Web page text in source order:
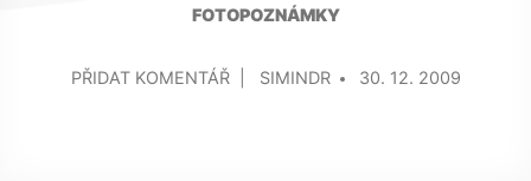
FOTOPOZNÁMKY
PŘIDAT KOMENTÁŘNA
SIMINDR
30. 12. 2009